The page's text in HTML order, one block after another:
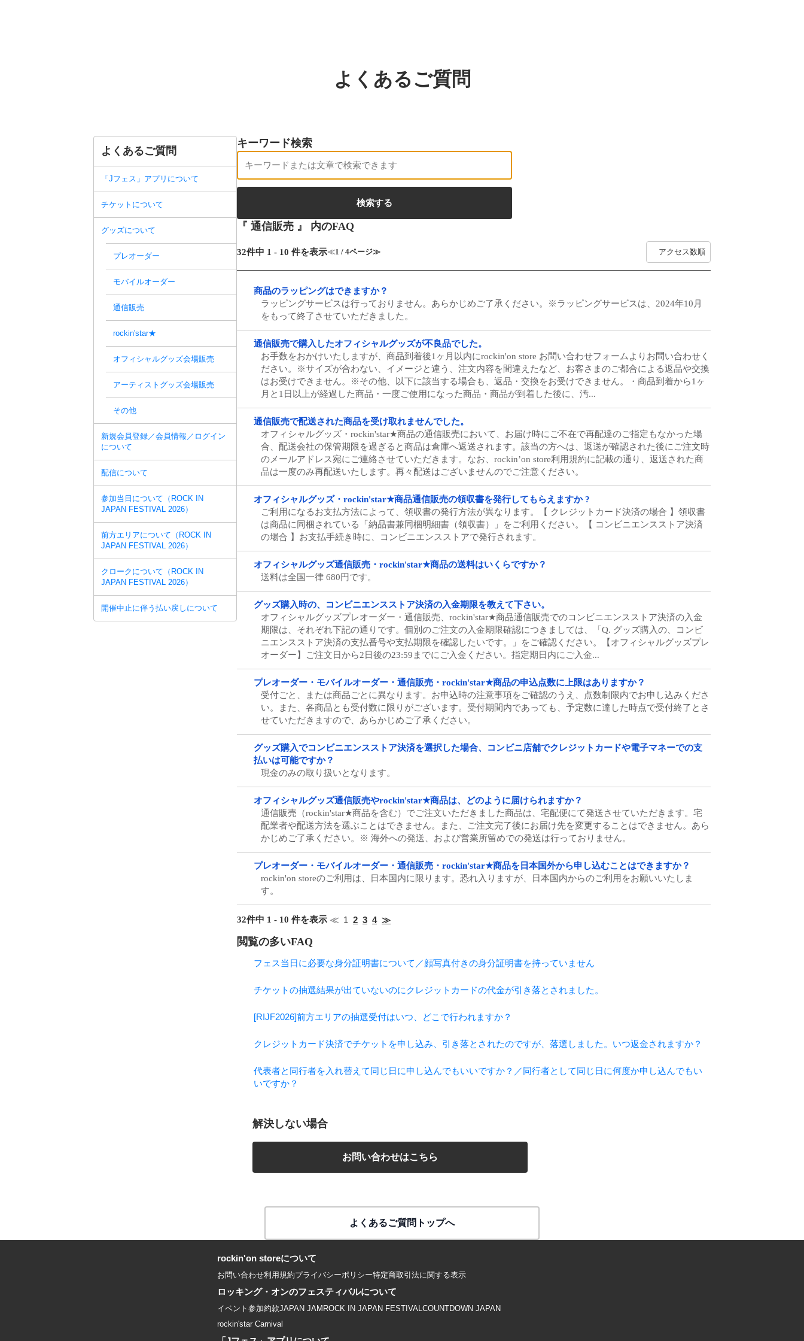
よくあるご質問
よくあるご質問
「Jフェス」アプリについて
チケットについて
グッズについて
プレオーダー
モバイルオーダー
通信販売
rockin'star★
オフィシャルグッズ会場販売
アーティストグッズ会場販売
その他
新規会員登録／会員情報／ログイン
について
配信について
参加当日について（ROCK IN
JAPAN FESTIVAL 2026）
前方エリアについて（ROCK IN
JAPAN FESTIVAL 2026）
クロークについて（ROCK IN
JAPAN FESTIVAL 2026）
開催中止に伴う払い戻しについて
キーワード検索
『 通信販売 』 内のFAQ
32件中 1 - 10 件を表示≪1 / 4ページ≫
商品のラッピングはできますか？
ラッピングサービスは行っておりません。あらかじめご了承ください。※ラッピングサービスは、2024年10月
をもって終了させていただきました。
通信販売で購入したオフィシャルグッズが不良品でした。
お手数をおかけいたしますが、商品到着後1ヶ月以内にrockin'on store お問い合わせフォームよりお問い合わせく
ださい。※サイズが合わない、イメージと違う、注文内容を間違えたなど、お客さまのご都合による返品や交換
はお受けできません。※その他、以下に該当する場合も、返品・交換をお受けできません。・商品到着から1ヶ
月と1日以上が経過した商品・一度ご使用になった商品・商品が到着した後に、汚...
通信販売で配送された商品を受け取れませんでした。
オフィシャルグッズ・rockin'star★商品の通信販売において、お届け時にご不在で再配達のご指定もなかった場
合、配送会社の保管期限を過ぎると商品は倉庫へ返送されます。該当の方へは、返送が確認された後にご注文時
のメールアドレス宛にご連絡させていただきます。なお、rockin’on store利用規約に記載の通り、返送された商
品は一度のみ再配送いたします。再々配送はございませんのでご注意ください。
オフィシャルグッズ・rockin'star★商品通信販売の領収書を発行してもらえますか ?
ご利用になるお支払方法によって、領収書の発行方法が異なります。【 クレジットカード決済の場合 】領収書
は商品に同梱されている「納品書兼同梱明細書（領収書）」をご利用ください。【 コンビニエンスストア決済
の場合 】お支払手続き時に、コンビニエンスストアで発行されます。
オフィシャルグッズ通信販売・rockin'star★商品の送料はいくらですか？
送料は全国一律 680円です。
グッズ購入時の、コンビニエンスストア決済の入金期限を教えて下さい。
オフィシャルグッズプレオーダー・通信販売、rockin'star★商品通信販売でのコンビニエンスストア決済の入金
期限は、それぞれ下記の通りです。個別のご注文の入金期限確認につきましては、「Q. グッズ購入の、コンビ
ニエンスストア決済の支払番号や支払期限を確認したいです。」をご確認ください。【オフィシャルグッズプレ
オーダー】ご注文日から2日後の23:59までにご入金ください。指定期日内にご入金...
プレオーダー・モバイルオーダー・通信販売・rockin'star★商品の申込点数に上限はありますか？
受付ごと、または商品ごとに異なります。お申込時の注意事項をご確認のうえ、点数制限内でお申し込みくださ
い。また、各商品とも受付数に限りがございます。受付期間内であっても、予定数に達した時点で受付終了とさ
せていただきますので、あらかじめご了承ください。
グッズ購入でコンビニエンスストア決済を選択した場合、コンビニ店舗でクレジットカードや電子マネーでの支
払いは可能ですか？
現金のみの取り扱いとなります。
オフィシャルグッズ通信販売やrockin'star★商品は、どのように届けられますか？
通信販売（rockin'star★商品を含む）でご注文いただきました商品は、宅配便にて発送させていただきます。宅
配業者や配送方法を選ぶことはできません。また、ご注文完了後にお届け先を変更することはできません。あら
かじめご了承ください。※ 海外への発送、および営業所留めでの発送は行っておりません。
プレオーダー・モバイルオーダー・通信販売・rockin'star★商品を日本国外から申し込むことはできますか？
rockin'on storeのご利用は、日本国内に限ります。恐れ入りますが、日本国内からのご利用をお願いいたしま
す。
32件中 1 - 10 件を表示 ≪ 1 2 3 4 ≫
閲覧の多いFAQ
フェス当日に必要な身分証明書について／顔写真付きの身分証明書を持っていません
チケットの抽選結果が出ていないのにクレジットカードの代金が引き落とされました。
[RIJF2026]前方エリアの抽選受付はいつ、どこで行われますか？
クレジットカード決済でチケットを申し込み、引き落とされたのですが、落選しました。いつ返金されますか？
代表者と同行者を入れ替えて同じ日に申し込んでもいいですか？／同行者として同じ日に何度か申し込んでもい
いですか？
解決しない場合
お問い合わせはこちら
よくあるご質問トップへ
rockin'on storeについて
お問い合わせ利用規約プライバシーポリシー特定商取引法に関する表示
ロッキング・オンのフェスティバルについて
イベント参加約款JAPAN JAM ROCK IN JAPAN FESTIVALCOUNTDOWN JAPAN
rockin'star Carnival